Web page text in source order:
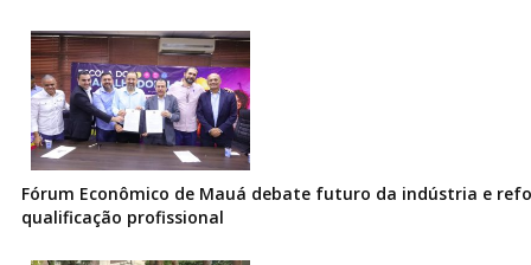
Fórum Econômico de Mauá debate futuro da indústria e
qualificação profissional